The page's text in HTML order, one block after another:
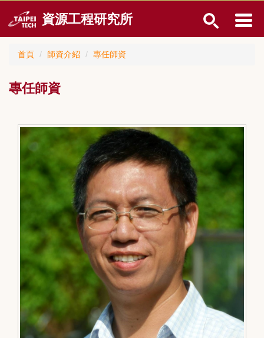
到
區
資源工程研究所
首頁 師資介紹 專任師資
專任師資